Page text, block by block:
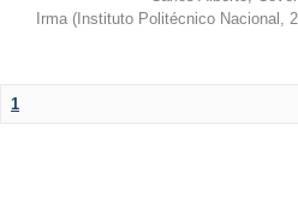
Irma ( Instituto Politécnico Nacional ,
1